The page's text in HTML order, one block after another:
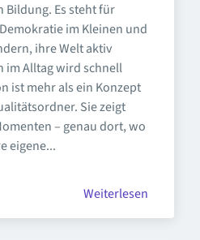
Es steht für
im Kleinen und
ihre Welt aktiv
im Alltag wird schnell
ist mehr als ein Konzept
Sie zeigt
– genau dort, wo
eigene...
Weiterlesen